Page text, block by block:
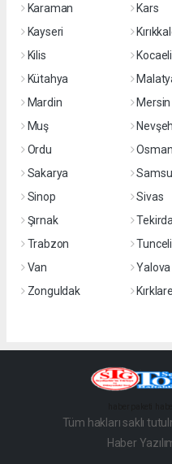
Karaman
Kars
Kayseri
Kilis
Kocaeli
Kütahya
Mardin
Mersin
Muş
Ordu
Sakarya
Sinop
Sivas
Şırnak
Trabzon
Tunceli
Van
Yalova
Zonguldak
Tüm hakları saklı
Haber